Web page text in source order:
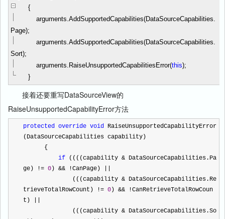
{
arguments.AddSupportedCapabilities(DataSourceCapabilities.
Page);
arguments.AddSupportedCapabilities(DataSourceCapabilities.
Sort);
arguments.RaiseUnsupportedCapabilitiesError(this);
}
接着还要重写DataSourceView的
RaiseUnsupportedCapabilityError方法
protected override void RaiseUnsupportedCapabilityError
(DataSourceCapabilities capability)
      {
if ((((capability & DataSourceCapabilities.Pa
ge)
!= 0 ) && !CanPage)
              (((capability
& DataSourceCapabilities.Re
trieveTotalRowCount)
!= 0 ) && !CanRetrieveTotalRowCoun
t)
              (((capability
& DataSourceCapabilities.So